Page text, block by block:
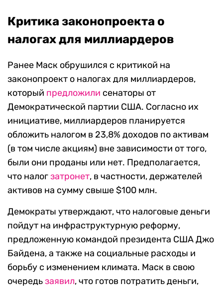
Критика законопроекта о
налогах для миллиардеров
Ранее Маск обрушился с критикой на
законопроект о налогах для миллиардеров,
который предложили сенаторы от
Демократической партии США. Согласно их
инициативе, миллиардеров планируется
обложить налогом в 23,8% доходов по активам
(в том числе акциям) вне зависимости от того,
были они проданы или нет. Предполагается,
что налогзатронет, в частности, держателей
активов на сумму свыше $100 млн.
Демократы утверждают, что налоговые деньги
пойдут на инфраструктурную реформу,
предложенную командой президента США Джо
Байдена, а также на социальные расходы и
борьбу с изменением климата. Маск в свою
очередьзаявил, что готов потратить деньги,